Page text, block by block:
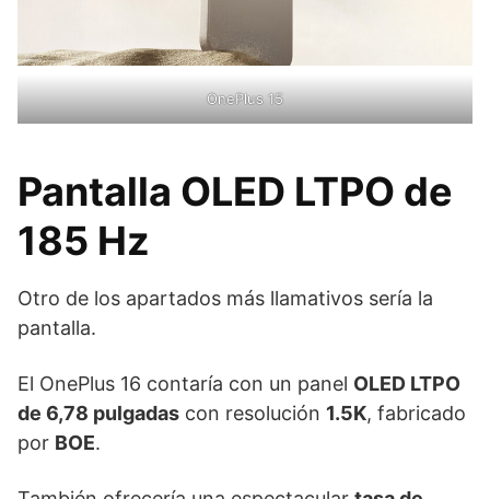
OnePlus 15
Pantalla OLED LTPO de
185 Hz
Otro de los apartados más llamativos sería la
pantalla.
El OnePlus 16 contaría con un panel OLED LTPO
de 6,78 pulgadas con resolución 1.5K, fabricado
por BOE.